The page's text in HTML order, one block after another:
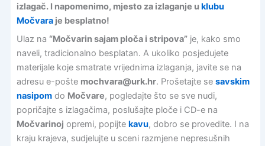
izlagač. I napomenimo, mjesto za izlaganje u klubu
Močvaraje besplatno!
Ulaz na “Močvarin sajam ploča i stripova”je, kako smo
naveli, tradicionalno besplatan. A ukoliko posjedujete
materijale koje smatrate vrijednima izlaganja, javite se na
adresu e-pošte mochvara@urk.hr. Prošetajte se savskim
nasipomdo Močvare, pogledajte što se sve nudi,
popričajte s izlagačima, poslušajte ploče i CD-e na
Močvarinoj opremi, popijte kavu, dobro se provedite. I na
kraju krajeva, sudjelujte u sceni razmjene nepresušnih